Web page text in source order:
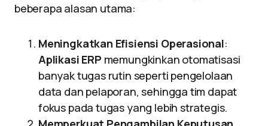
beberapa alasan utama:
Meningkatkan Efisiensi Operasional:
Aplikasi ERP memungkinkan otomatisasi
banyak tugas rutin seperti pengelolaan
data dan pelaporan, sehingga tim dapat
fokus pada tugas yang lebih strategis.